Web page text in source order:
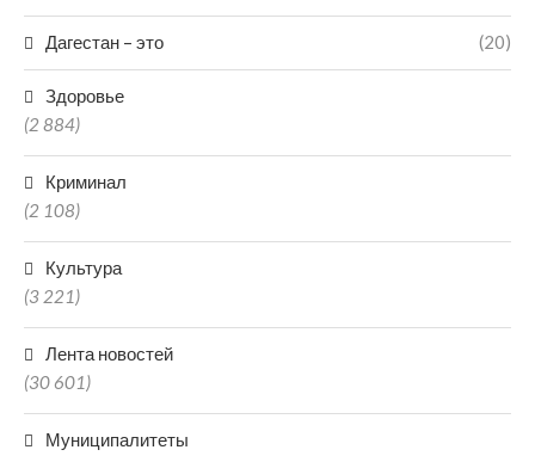
Дагестан – это (20)
Здоровье
(2 884)
Криминал
(2 108)
Культура
(3 221)
Лента новостей
(30 601)
Муниципалитеты